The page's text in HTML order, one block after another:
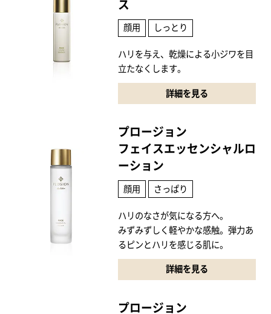
ス
顔用 しっとり
ハリを与え、乾燥による小ジワを目
立たなくします。
詳細を見る
プロージョン
フェイスエッセンシャルロ
ーション
顔用 さっぱり
ハリのなさが気になる方へ。
みずみずしく軽やかな感触。弾力あ
るピンとハリを感じる肌に。
詳細を見る
プロージョン